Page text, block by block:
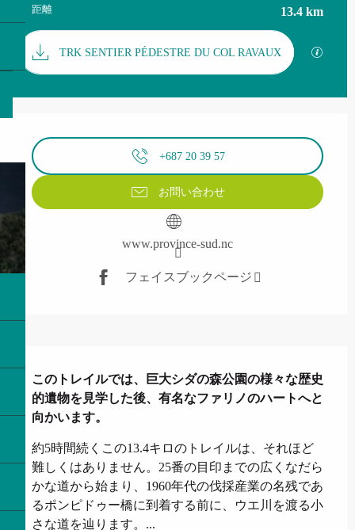
距離 13.4 km
資料
TRK SENTIER PÉDESTRE DU COL RAVAUX GPX /
+687 20 39 57
お問い合わせ
www.province-sud.nc
フェイスブックページ
このトレイルでは、巨大シダの森公園の様々な歴史
的遺物を見学した後、有名なファリノのハートへと
向かいます。
約5時間続くこの13.4キロのトレイルは、それほど
難しくはありません。25番の目印までの広くなだら
かな道から始まり、1960年代の伐採産業の名残であ
るポンピドゥー橋に到着する前に、ウエ川を渡る小
さな道を辿ります。...